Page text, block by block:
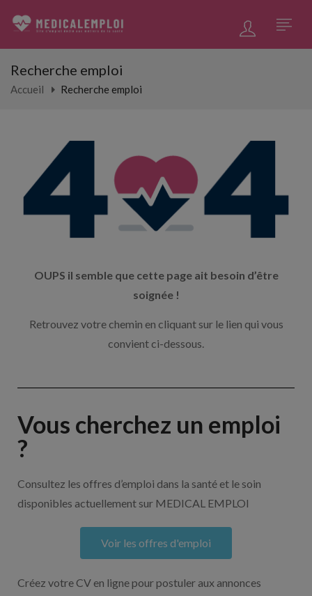
Recherche emploi
Accueil Recherche emploi
OUPS il semble que cette page ait besoin d’être
soignée !
Retrouvez votre chemin en cliquant sur le lien qui vous
convient ci-dessous.
Vous cherchez un emploi
?
Consultez les offres d’emploi dans la santé et le soin
disponibles actuellement sur MEDICAL EMPLOI
Voir les offres d'emploi
Créez votre CV en ligne pour postuler aux annonces